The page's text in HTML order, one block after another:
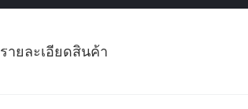
รายละเอียดสินค้า